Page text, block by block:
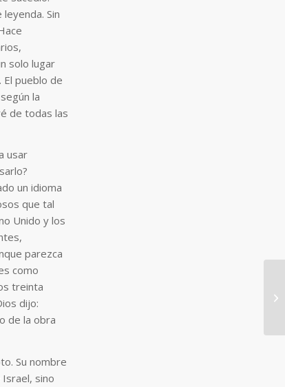
Sin
solo lugar
pueblo de
la
de todas las
usar
un idioma
que tal
Unido y los
parezca
como
treinta
dijo:
de la obra
Su nombre
Israel, sino